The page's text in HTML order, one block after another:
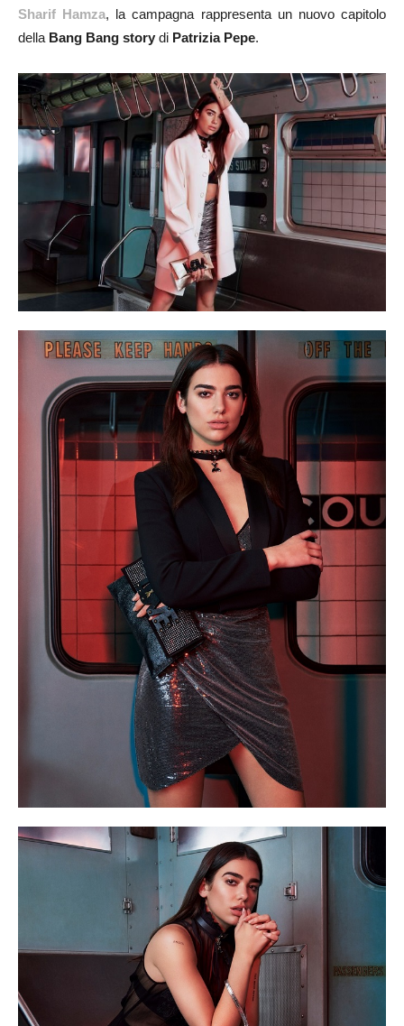
Sharif Hamza, la campagna rappresenta un nuovo capitolo
della Bang Bang story di Patrizia Pepe.